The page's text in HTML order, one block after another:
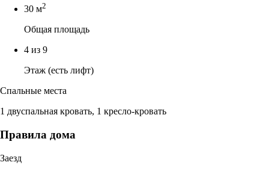
30 м2
Общая площадь
4 из 9
Этаж (есть лифт)
Спальные места
1 двуспальная кровать, 1 кресло-кровать
Правила дома
Заезд